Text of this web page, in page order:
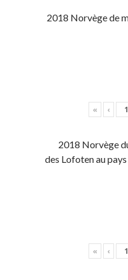
2018 Norvège de
« ‹
2018 Norvège
des Lofoten au
« ‹